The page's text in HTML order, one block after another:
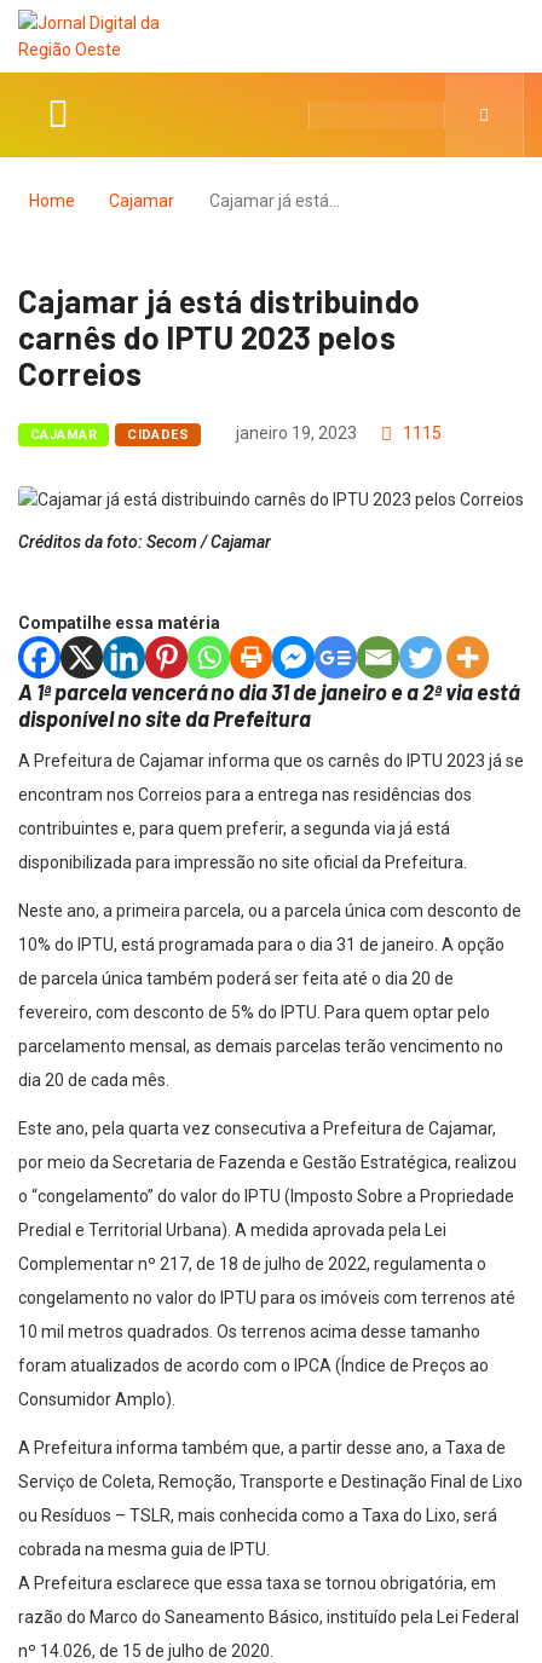
Home Cajamar Cajamar já está…
Cajamar já está distribuindo
carnês do IPTU 2023 pelos
Correios
CAJAMAR CIDADES janeiro 19, 2023 1115
Créditos da foto: Secom / Cajamar
Compatilhe essa matéria
A 1ª parcela vencerá no dia 31 de janeiro e a 2ª via está
disponível no site da Prefeitura
A Prefeitura de Cajamar informa que os carnês do IPTU 2023 já se
encontram nos Correios para a entrega nas residências dos
contribuintes e, para quem preferir, a segunda via já está
disponibilizada para impressão no site oficial da Prefeitura.
Neste ano, a primeira parcela, ou a parcela única com desconto de
10% do IPTU, está programada para o dia 31 de janeiro. A opção
de parcela única também poderá ser feita até o dia 20 de
fevereiro, com desconto de 5% do IPTU. Para quem optar pelo
parcelamento mensal, as demais parcelas terão vencimento no
dia 20 de cada mês.
Este ano, pela quarta vez consecutiva a Prefeitura de Cajamar,
por meio da Secretaria de Fazenda e Gestão Estratégica, realizou
o “congelamento” do valor do IPTU (Imposto Sobre a Propriedade
Predial e Territorial Urbana). A medida aprovada pela Lei
Complementar nº 217, de 18 de julho de 2022, regulamenta o
congelamento no valor do IPTU para os imóveis com terrenos até
10 mil metros quadrados. Os terrenos acima desse tamanho
foram atualizados de acordo com o IPCA (Índice de Preços ao
Consumidor Amplo).
A Prefeitura informa também que, a partir desse ano, a Taxa de
Serviço de Coleta, Remoção, Transporte e Destinação Final de Lixo
ou Resíduos – TSLR, mais conhecida como a Taxa do Lixo, será
cobrada na mesma guia de IPTU.
A Prefeitura esclarece que essa taxa se tornou obrigatória, em
razão do Marco do Saneamento Básico, instituído pela Lei Federal
nº 14.026, de 15 de julho de 2020.